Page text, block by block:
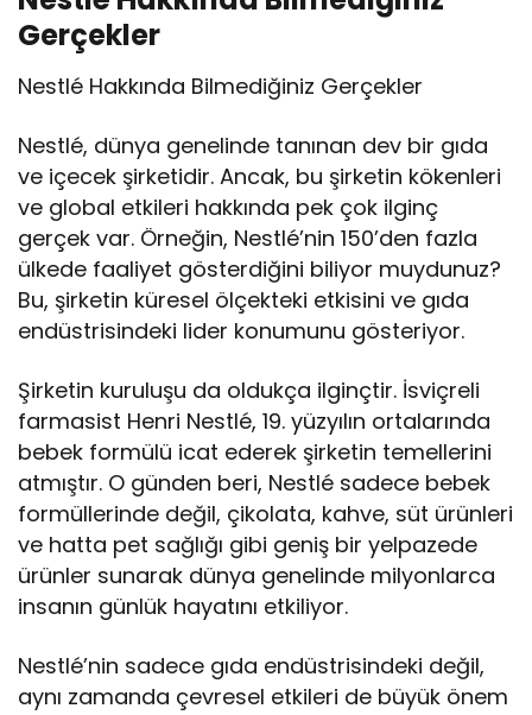
Gerçekler
Nestlé Hakkında Bilmediğiniz Gerçekler
Nestlé, dünya genelinde tanınan dev bir gıda
ve içecek şirketidir. Ancak, bu şirketin kökenleri
ve global etkileri hakkında pek çok ilginç
gerçek var. Örneğin, Nestlé’nin 150’den fazla
ülkede faaliyet gösterdiğini biliyor muydunuz?
Bu, şirketin küresel ölçekteki etkisini ve gıda
endüstrisindeki lider konumunu gösteriyor.
Şirketin kuruluşu da oldukça ilginçtir. İsviçreli
farmasist Henri Nestlé, 19. yüzyılın ortalarında
bebek formülü icat ederek şirketin temellerini
atmıştır. O günden beri, Nestlé sadece bebek
formüllerinde değil, çikolata, kahve, süt ürünleri
ve hatta pet sağlığı gibi geniş bir yelpazede
ürünler sunarak dünya genelinde milyonlarca
insanın günlük hayatını etkiliyor.
Nestlé’nin sadece gıda endüstrisindeki değil,
aynı zamanda çevresel etkileri de büyük önem